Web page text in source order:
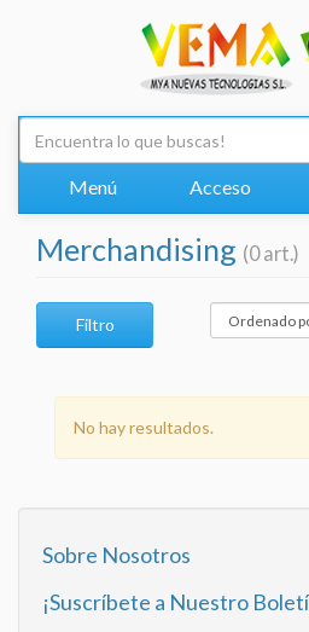
Menú Acceso
Merchandising (0 art.)
Filtro
No hay resultados.
Sobre Nosotros
¡Suscríbete a Nuestro